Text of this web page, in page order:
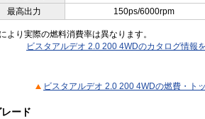
最高出力 150ps/6000rpm
り実際の燃料消費率は異なります。
ビスタアルデオ 2.0 200 4WDのカタログ情報
ビスタアルデオ 2.0 200 4WDの燃費・ト
ード